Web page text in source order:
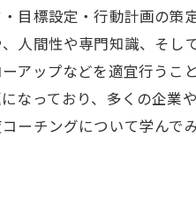
目標設定・行動計画の策
人間性や専門知識、そし
アップなどを適宜行うこと
なっており、多くの企業
ーチングについて学んで